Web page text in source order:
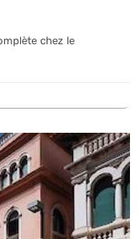
chez le